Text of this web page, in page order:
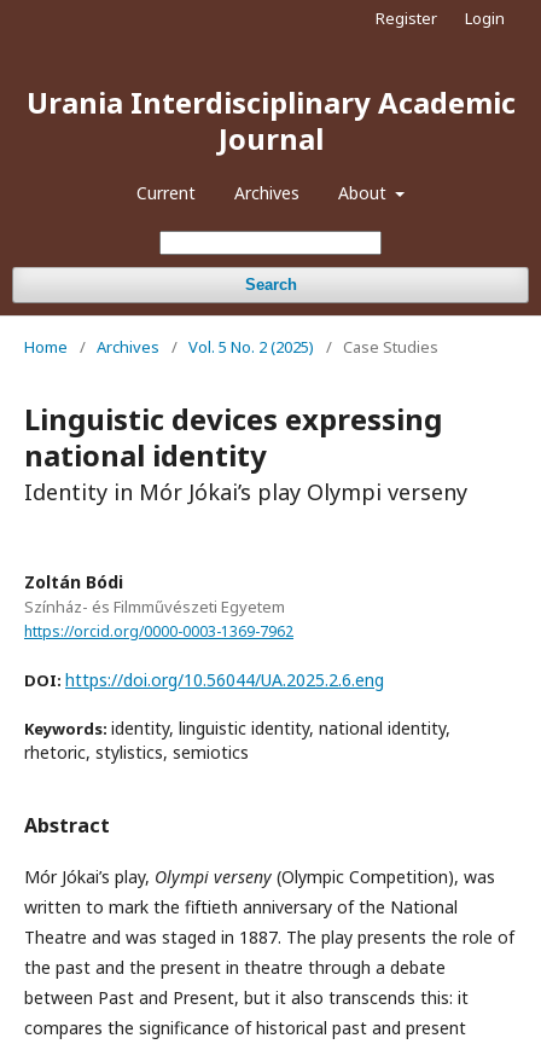
Urania Interdisciplinary Academic
Journal
Current Archives About
Search
Register Login
Home / Archives / Vol. 5 No. 2 (2025) / Case Studies
Linguistic devices expressing
national identity
Identity in Mór Jókai’s play Olympi verseny
Zoltán Bódi
Színház- és Filmművészeti Egyetem
https://orcid.org/0000-0003-1369-7962
DOI: https://doi.org/10.56044/UA.2025.2.6.eng
Keywords: identity, linguistic identity, national identity,
rhetoric, stylistics, semiotics
Abstract
Mór Jókai’s play, Olympi verseny (Olympic Competition), was
written to mark the fiftieth anniversary of the National
Theatre and was staged in 1887. The play presents the role of
the past and the present in theatre through a debate
between Past and Present, but it also transcends this: it
compares the significance of historical past and present